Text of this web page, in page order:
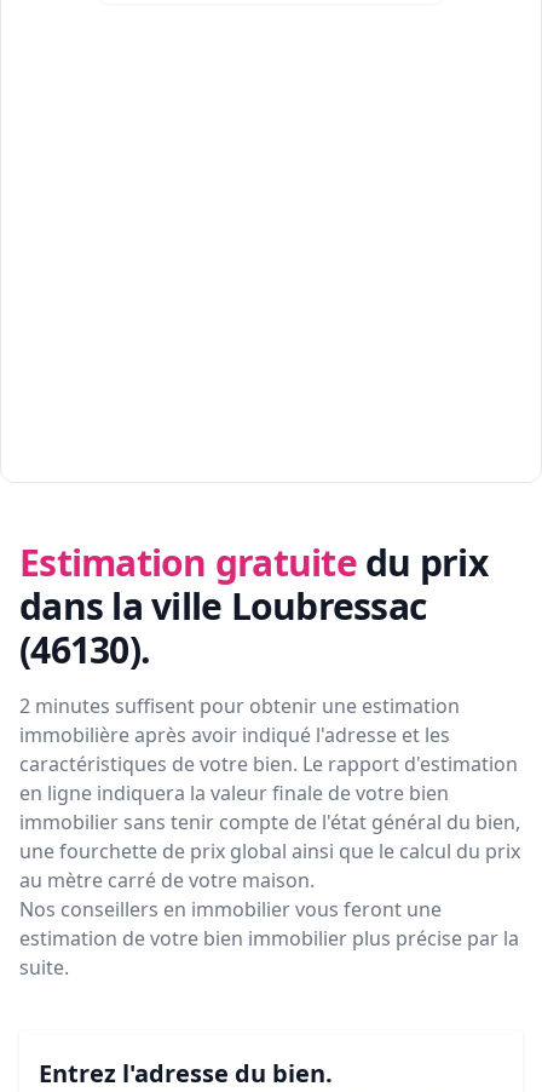
Estimation gratuite du prix
dans la ville Loubressac
(46130).
2 minutes suffisent pour obtenir une estimation
immobilière après avoir indiqué l'adresse et les
caractéristiques de votre bien. Le rapport d'estimation
en ligne indiquera la valeur finale de votre bien
immobilier sans tenir compte de l'état général du bien,
une fourchette de prix global ainsi que le calcul du prix
au mètre carré de votre maison.
Nos conseillers en immobilier vous feront une
estimation de votre bien immobilier plus précise par la
suite.
Entrez l'adresse du bien.